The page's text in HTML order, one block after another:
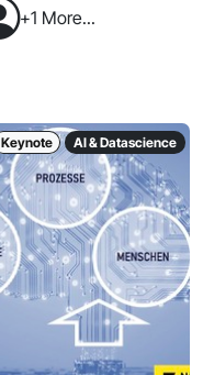
+1 More...
Keynote AI & Datascience